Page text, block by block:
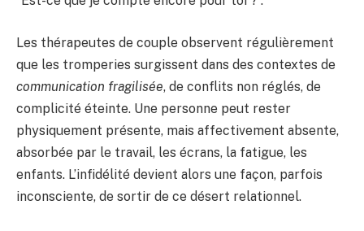
Les thérapeutes de couple observent régulièrement
que les tromperies surgissent dans des contextes de
communication fragilisée, de conflits non réglés, de
complicité éteinte. Une personne peut rester
physiquement présente, mais affectivement absente,
absorbée par le travail, les écrans, la fatigue, les
enfants. L’infidélité devient alors une façon, parfois
inconsciente, de sortir de ce désert relationnel.